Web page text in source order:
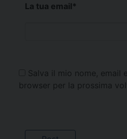
La tua email*
Salva il mio nome, email
browser per la prossima